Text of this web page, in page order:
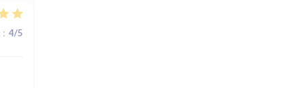
: 4/5